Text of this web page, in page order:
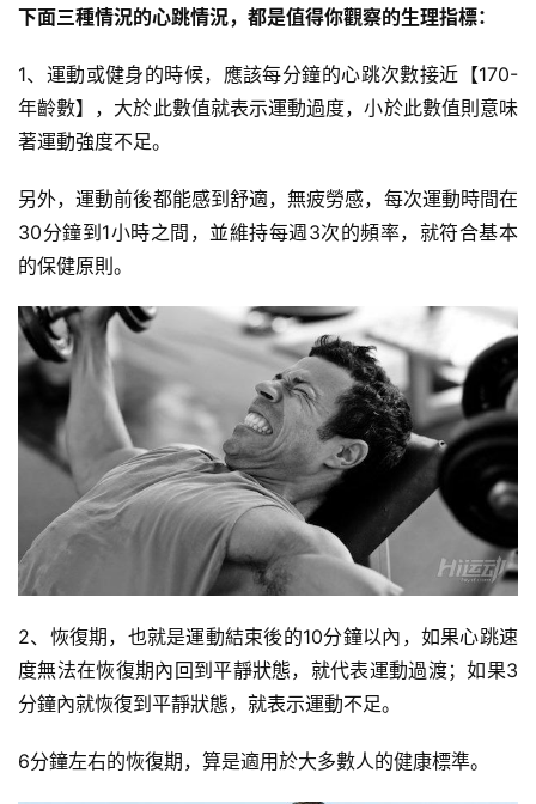
下面三種情況的心跳情況，都是值得你觀察的生理指標：
1、運動或健身的時候，應該每分鐘的心跳次數接近【170-
年齡數】，大於此數值就表示運動過度，小於此數值則意味
著運動強度不足。
另外，運動前後都能感到舒適，無疲勞感，每次運動時間在
30分鐘到1小時之間，並維持每週3次的頻率，就符合基本
的保健原則。
2、恢復期，也就是運動結束後的10分鐘以​​​​​​內，如果心跳速
度無法在恢復期內回到平靜狀態，就代表運動過渡；如果3
分鐘內就恢復到平靜狀態，就表示運動不足。
6分鐘左右的恢復期，算是適用於大多數人的健康標準。